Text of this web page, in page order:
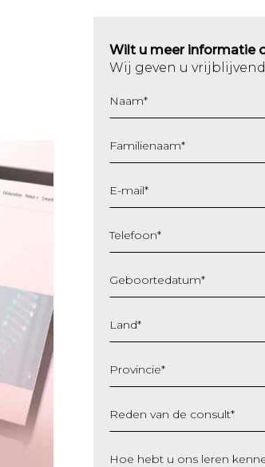
Wilt u meer informatie
Wij geven u
Naam*
Familienaam*
E-mail*
Telefoon*
Geboortedatum*
slash
MM
JJJJ
Land*
Provincie*
Reden van de consult*
Hoe hebt u ons leren